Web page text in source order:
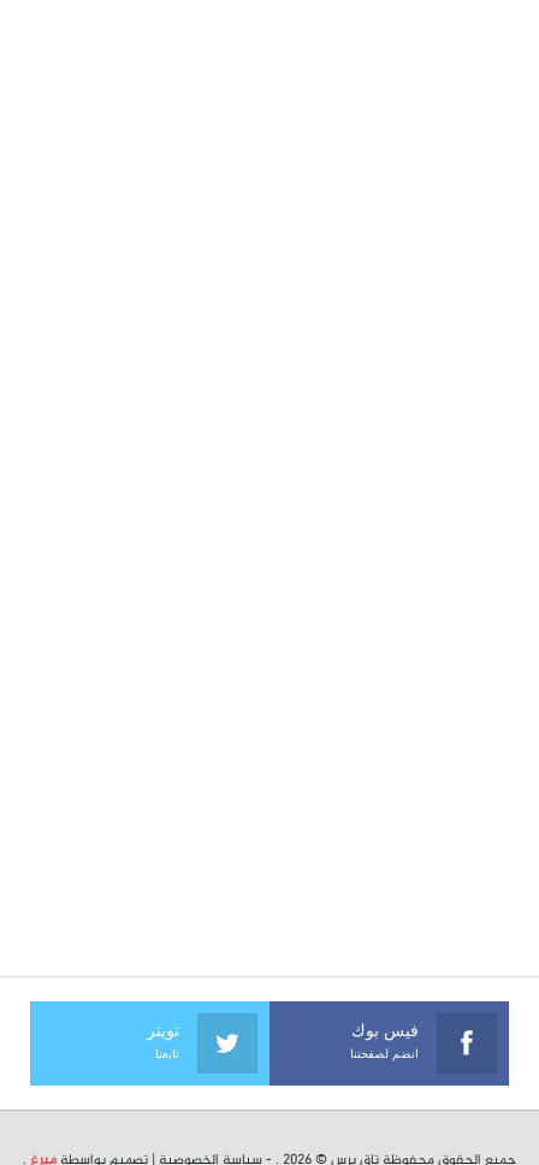
فيس بوك
انضم لصفحتنا
تويتر
تابعنا
جميع الحقوق محفوظة تاق برس © 2026 . - سياسة الخصوصية | تصميم بواسطة ميرغ .